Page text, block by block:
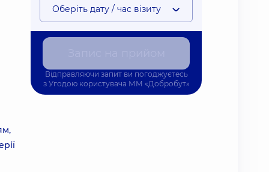
Оберіть дату / час візиту
Відправляючи запит ви погоджуєтесь
з Угодою користувача ММ «Добробут»